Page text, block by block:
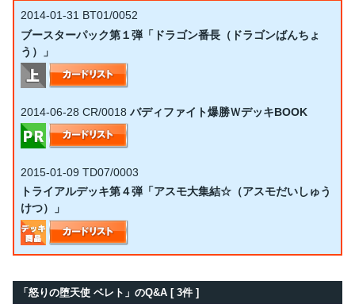
2014-01-31 BT01/0052
ブースターパック第１弾「ドラゴン番長（ドラゴンばんちょ
う）」
2014-06-28 CR/0018 バディファイト爆勝ＷデッキBOOK
2015-01-09 TD07/0003
トライアルデッキ第４弾「アスモ大集結☆（アスモだいしゅう
けつ）」
「怒りの堕天使 ベレト」のQ&A [ 3件 ]